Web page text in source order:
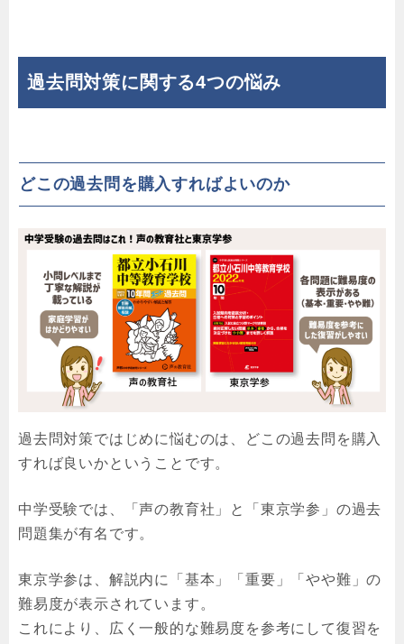
過去問対策に関する4つの悩み
どこの過去問を購入すればよいのか
過去問対策ではじめに悩むのは、どこの過去問を購入
すれば良いかということです。
中学受験では、「声の教育社」と「東京学参」の過去
問題集が有名です。
東京学参は、解説内に「基本」「重要」「やや難」の
難易度が表示されています。
これにより、広く一般的な難易度を参考にして復習を